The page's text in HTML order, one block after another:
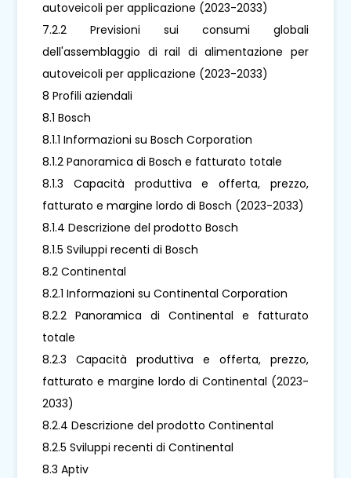
autoveicoli per applicazione (2023-2033)
7.2.2 Previsioni sui consumi globali
dell'assemblaggio di rail di alimentazione per
autoveicoli per applicazione (2023-2033)
8 Profili aziendali
8.1 Bosch
8.1.1 Informazioni su Bosch Corporation
8.1.2 Panoramica di Bosch e fatturato totale
8.1.3 Capacità produttiva e offerta, prezzo,
fatturato e margine lordo di Bosch (2023-2033)
8.1.4 Descrizione del prodotto Bosch
8.1.5 Sviluppi recenti di Bosch
8.2 Continental
8.2.1 Informazioni su Continental Corporation
8.2.2 Panoramica di Continental e fatturato
totale
8.2.3 Capacità produttiva e offerta, prezzo,
fatturato e margine lordo di Continental (2023-
2033)
8.2.4 Descrizione del prodotto Continental
8.2.5 Sviluppi recenti di Continental
8.3 Aptiv